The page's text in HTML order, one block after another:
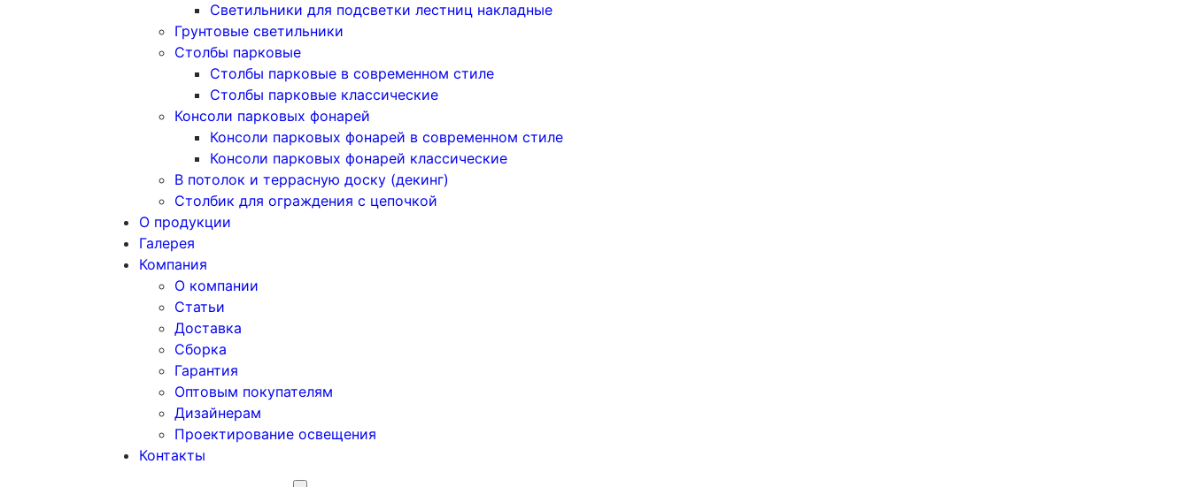
Светильники для подсветки лестниц накладные
Грунтовые светильники
Столбы парковые
Столбы парковые в современном стиле
Столбы парковые классические
Консоли парковых фонарей
Консоли парковых фонарей в современном стиле
Консоли парковых фонарей классические
В потолок и террасную доску (декинг)
Столбик для ограждения с цепочкой
О продукции
Галерея
Компания
О компании
Статьи
Доставка
Сборка
Гарантия
Оптовым покупателям
Дизайнерам
Проектирование освещения
Контакты